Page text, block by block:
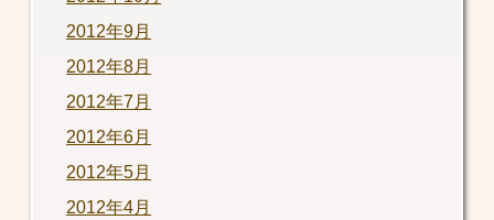
2012年9月
2012年8月
2012年7月
2012年6月
2012年5月
2012年4月